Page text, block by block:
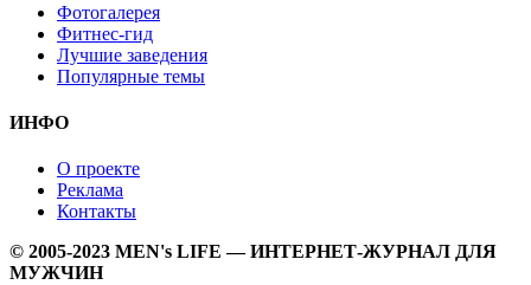
Фотогалерея
Фитнес-гид
Лучшие заведения
Популярные темы
ИНФО
О проекте
Реклама
Контакты
© 2005-2023 MEN's LIFE — ИНТЕРНЕТ-ЖУРНАЛ ДЛЯ
МУЖЧИН